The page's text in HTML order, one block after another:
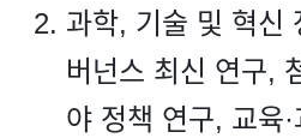
과학, 기술 및 혁신
버넌스 최신 연구,
야 정책 연구, 교육